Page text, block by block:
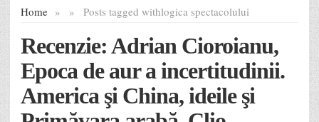
Home » Posts tagged with
» logica spectacolului
Recenzie: Adrian Cioroianu,
Epoca de aur a incertitudinii.
America şi China, ideile şi